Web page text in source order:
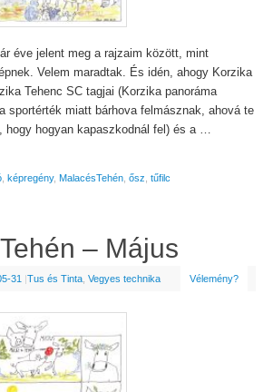
éve jelent meg a rajzaim között, mint
Velem maradtak. És idén, ahogy Korzika
Tehenc SC tagjai (Korzika panoráma
sportérték miatt bárhova felmásznak, ahová te
hogy hogyan kapaszkodnál fel) és a …
, képregény, MalacésTehén, ősz tűfilc
– Május
31 Tus és Tinta, Vegyes technika Vélemény?